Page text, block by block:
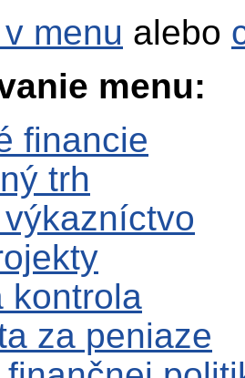
menu alebo
menu:
financie
trh
kontrola
za peniaze